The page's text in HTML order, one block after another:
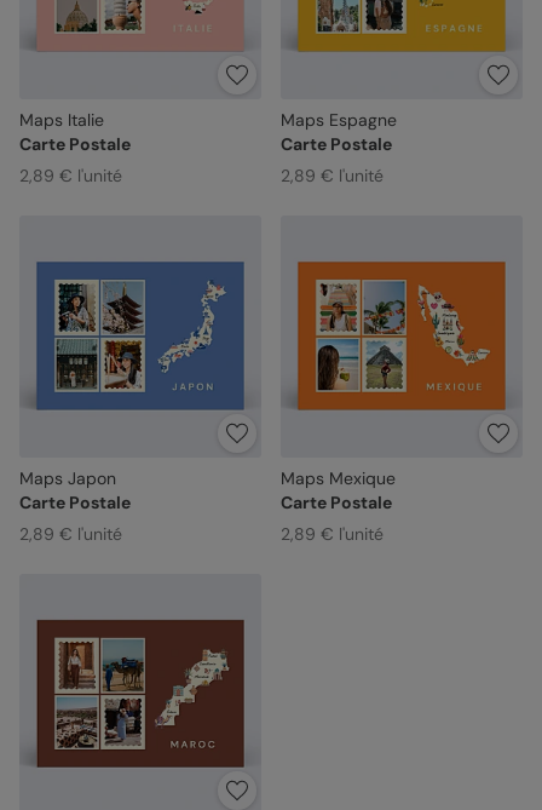
Maps Italie
Carte Postale
2,89 € l'unité
Maps Espagne
Carte Postale
2,89 € l'unité
Maps Japon
Carte Postale
2,89 € l'unité
Maps Mexique
Carte Postale
2,89 € l'unité